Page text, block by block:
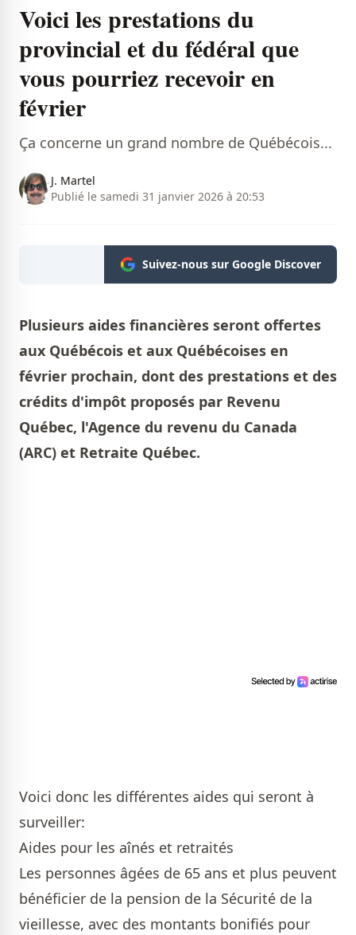
Voici les prestations du
provincial et du fédéral que
vous pourriez recevoir en
février
Ça concerne un grand nombre de Québécois...
J. Martel
Publié le samedi 31 janvier 2026 à 20:53
Suivez-nous sur Google Discover
Plusieurs aides financières seront offertes
aux Québécois et aux Québécoises en
février prochain, dont des prestations et des
crédits d'impôt proposés par Revenu
Québec, l'Agence du revenu du Canada
(ARC) et Retraite Québec.
Voici donc les différentes aides qui seront à
surveiller:
Aides pour les aînés et retraités
Les personnes âgées de 65 ans et plus peuvent
bénéficier de la pension de la Sécurité de la
vieillesse, avec des montants bonifiés pour